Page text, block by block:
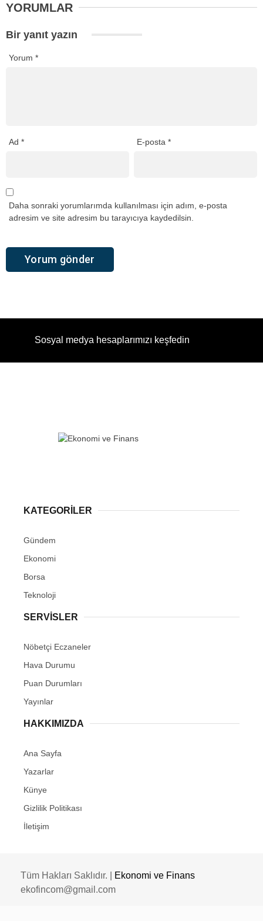
YORUMLAR
Bir yanıt yazın
Yorum *
Ad * E-posta*
Daha sonraki yorumlarımda kullanılması için adım, e-posta
adresim ve site adresim bu tarayıcıya kaydedilsin.
Sosyal medya hesaplarımızı keşfedin
KATEGORİLER
Gündem
Ekonomi
Borsa
Teknoloji
SERVİSLER
Nöbetçi Eczaneler
Hava Durumu
Puan Durumları
Yayınlar
HAKKIMIZDA
Ana Sayfa
Yazarlar
Künye
Gizlilik Politikası
İletişim
Tüm Hakları Saklıdır. |
Ekonomi ve Finans
ekofincom@gmail.com